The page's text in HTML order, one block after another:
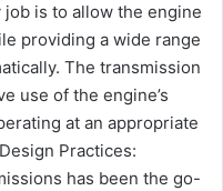
job is to allow the engine
providing a wide range
The transmission
use of the engine’s
at an appropriate
Practices:
has been the go-